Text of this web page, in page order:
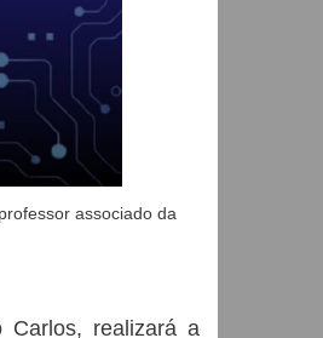
associado da
Carlos, realizará a